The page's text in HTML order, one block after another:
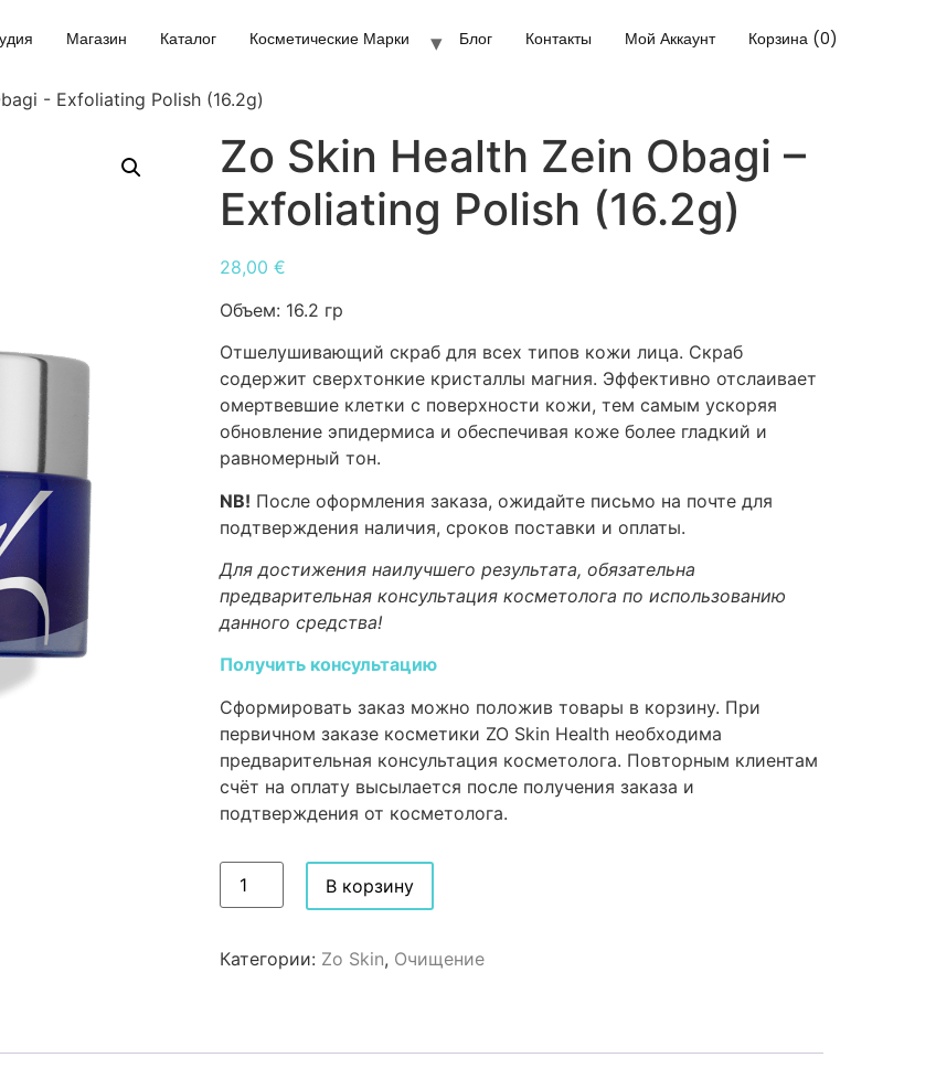
Магазин Каталог Косметические Марки Блог Контакты Мой Аккаунт Корзина (0)
- Exfoliating Polish (16.2g)
Zo Skin Health Zein Obagi –
Exfoliating Polish (16.2g)
28,00 €
Объем: 16.2 гр
Отшелушивающий скраб для всех типов кожи лица. Скраб
содержит сверхтонкие кристаллы магния. Эффективно отслаивает
омертвевшие клетки с поверхности кожи, тем самым ускоряя
обновление эпидермиса и обеспечивая коже более гладкий и
равномерный тон.
NB! После оформления заказа, ожидайте письмо на почте для
подтверждения наличия, сроков поставки и оплаты.
Для достижения наилучшего результата, обязательна
предварительная консультация косметолога по использованию
данного средства!
Получить консультацию
Сформировать заказ можно положив товары в корзину. При
первичном заказе косметики ZO Skin Health необходима
предварительная консультация косметолога. Повторным клиентам
счёт на оплату высылается после получения заказа и
подтверждения от косметолога.
В корзину
Категории: Zo Skin, Очищение